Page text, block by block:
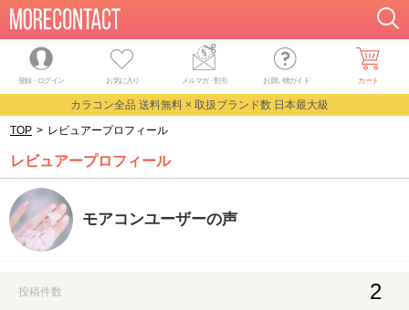
登録・ログイン お気に入り メルマガ・割引 お買い物ガイド カート
カラコン全品 送料無料 × 取扱ブランド数 日本最大級
TOP > レビュアープロフィール
レビュアープロフィール
モアコンユーザーの声
投稿件数 2